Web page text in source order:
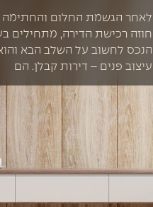
לאחר הגשמת החלום והחתימה
חוזה רכישת הדירה, מתחילים
הנכס לחשוב על השלב הבא
עיצוב פנים – דירות קבלן. הם